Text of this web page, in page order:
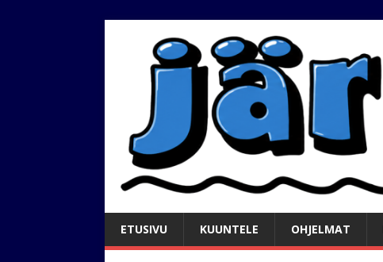
ETUSIVU KUUNTELE OHJELMAT